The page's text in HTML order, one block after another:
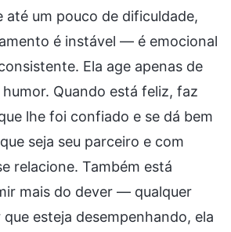
até um pouco de dificuldade,
é instável — é emocional
Ela age apenas de
Quando está feliz, faz
lhe foi confiado e se dá bem
seja seu parceiro e com
relacione. Também está
mais do dever — qualquer
que esteja desempenhando, ela